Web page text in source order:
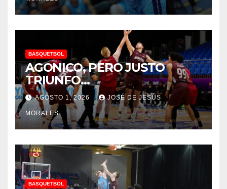
BASQUETBOL
AGONICO, PERO JUSTO
TRIUNFO…
AGOSTO 1, 2026 JOSÉ DE JESÚS
MORALES
BASQUETBOL